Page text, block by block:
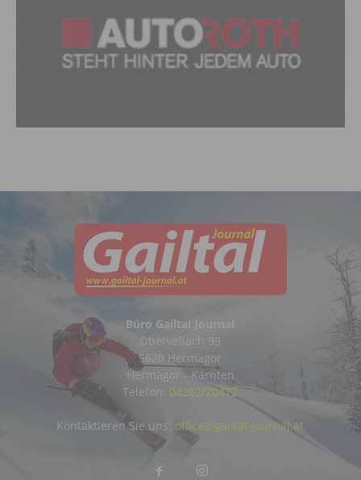
Büro Gailtal Journal
Obervellach 99
9620 Hermagor
Hermagor - Kärnten
Telefon: 04282/20472
Kontaktieren Sie uns: office@gailtal-journal.at